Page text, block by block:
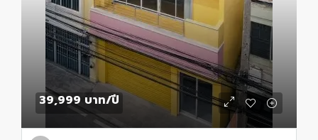
39,999 บาท/ปี